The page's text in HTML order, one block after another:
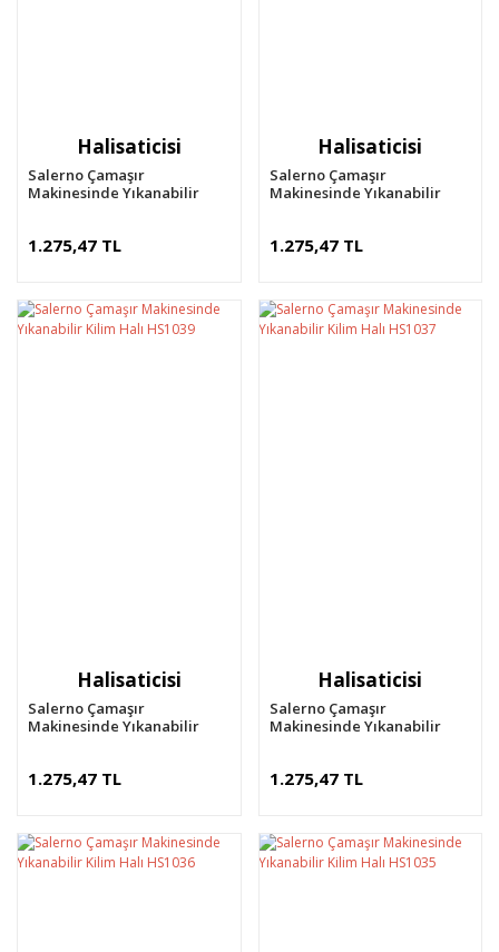
Halisaticisi
Salerno Çamaşır
Makinesinde Yıkanabilir
1.275,47 TL
Halisaticisi
Salerno Çamaşır
Makinesinde Yıkanabilir
1.275,47 TL
Halisaticisi
Salerno Çamaşır
Makinesinde Yıkanabilir
1.275,47 TL
Halisaticisi
Salerno Çamaşır
Makinesinde Yıkanabilir
1.275,47 TL